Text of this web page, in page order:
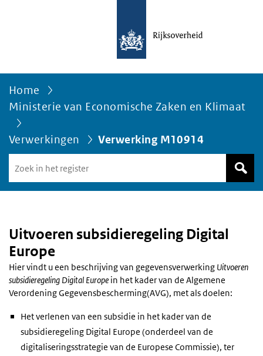
Home
Ministerie van Economische Zaken en Klimaat
Verwerkingen Verwerking M10914
in
het
Uitvoeren subsidieregeling Digital
Europe
Hier vindt u een beschrijving van gegevensverwerking Uitvoeren
subsidieregeling Digital Europe in het kader van de Algemene
Verordening Gegevensbescherming(AVG), met als doelen:
Het verlenen van een subsidie in het kader van de
subsidieregeling Digital Europe (onderdeel van de
digitaliseringsstrategie van de Europese Commissie), ter